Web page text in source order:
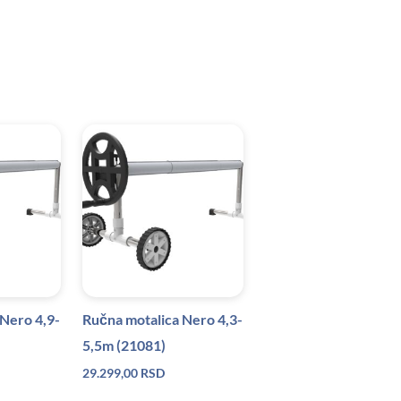
4,9-
Ručna motalica Nero 4,3-
5,5m (21081)
29.299,00 RSD